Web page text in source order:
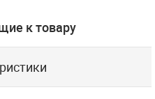
к товару